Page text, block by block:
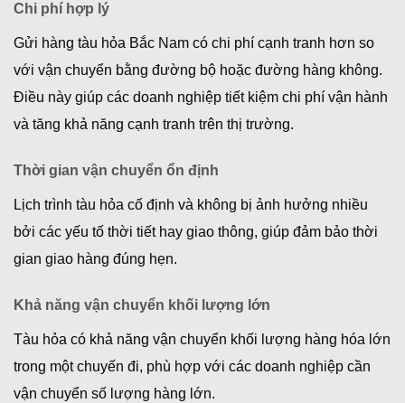
Chi phí hợp lý
Gửi hàng tàu hỏa Bắc Nam có chi phí cạnh tranh hơn so
với vận chuyển bằng đường bộ hoặc đường hàng không.
Điều này giúp các doanh nghiệp tiết kiệm chi phí vận hành
và tăng khả năng cạnh tranh trên thị trường.
Thời gian vận chuyển ổn định
Lịch trình tàu hỏa cố định và không bị ảnh hưởng nhiều
bởi các yếu tố thời tiết hay giao thông, giúp đảm bảo thời
gian giao hàng đúng hẹn.
Khả năng vận chuyển khối lượng lớn
Tàu hỏa có khả năng vận chuyển khối lượng hàng hóa lớn
trong một chuyến đi, phù hợp với các doanh nghiệp cần
vận chuyển số lượng hàng lớn.